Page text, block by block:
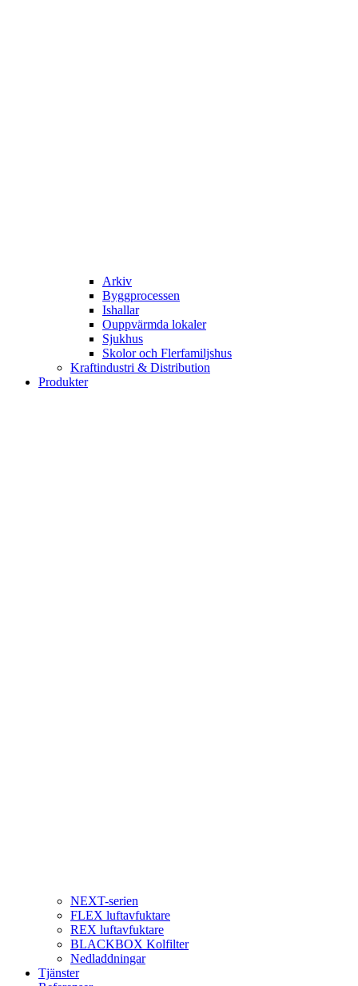
Arkiv
Byggprocessen
Ishallar
Ouppvärmda lokaler
Sjukhus
Skolor och Flerfamiljshus
Kraftindustri & Distribution
Produkter
NEXT-serien
FLEX luftavfuktare
REX luftavfuktare
BLACKBOX Kolfilter
Nedladdningar
Tjänster